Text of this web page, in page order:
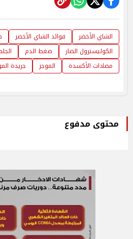
الشاي الأخضر فوائد الشاي الأخضر
الكوليسترول الضار
ضغط الدم
مضادات الأكسدة
الموجز جريدة
محتوى مدفوع